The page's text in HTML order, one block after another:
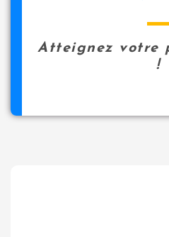
Atteignez votre
!